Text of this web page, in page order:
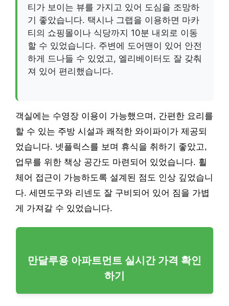
티가 보이는 뷰를 가지고 있어 도심을 조망하
기 좋았습니다. 택시나 그랩을 이용하면 마카
티의 쇼핑몰이나 식당까지 10분 내외로 이동
할 수 있었습니다. 주변에 도어맨이 있어 안전
하게 드나들 수 있었고, 엘리베이터도 잘 갖춰
져 있어 편리했습니다.
객실에는 수영장 이용이 가능했으며, 간편한 요리를
할 수 있는 주방 시설과 쾌적한 와이파이가 제공되
었습니다. 넷플릭스를 보며 휴식을 취하기 좋았고,
업무를 위한 책상 공간도 마련되어 있었습니다. 휠
체어 접근이 가능하도록 설계된 점도 인상 깊었습니
다. 세면도구와 리넨도 잘 구비되어 있어 짐을 가볍
게 가져갈 수 있었습니다.
만달루용 아파트먼트 실시간 가격 확인
하기